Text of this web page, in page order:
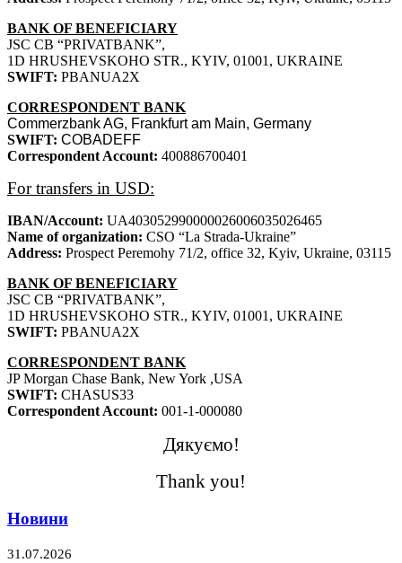
BANK OF BENEFICIARY
JSC CB “PRIVATBANK”,
1D HRUSHEVSKOHO STR., KYIV, 01001, UKRAINE
SWIFT: PBANUA2X
CORRESPONDENT BANK
CommerzbankAG, Frankfurtam Main, Germany
SWIFT: COBADEFF
Correspondent Account: 400886700401
For transfers in USD:
IBAN/Account: UA403052990000026006035026465
Name of organization: CSO “La Strada-Ukraine”
Address: Prospect Peremohy 71/2, office 32, Kyiv, Ukraine, 03115
BANK OF BENEFICIARY
JSC CB “PRIVATBANK”,
1D HRUSHEVSKOHO STR., KYIV, 01001, UKRAINE
SWIFT: PBANUA2X
CORRESPONDENT BANK
JP Morgan Chase Bank, New York ,USA
SWIFT: CHASUS33
Correspondent Account: 001-1-000080
Дякуємо!
Thank you!
Новини
31.07.2026